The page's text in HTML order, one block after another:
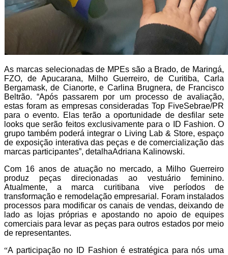
As marcas selecionadas de MPEs são a Brado, de Maringá,
FZO, de Apucarana, Milho Guerreiro, de Curitiba, Carla
Bergamask, de Cianorte, e Carlina Brugnera, de Francisco
Beltrão. “Após passarem por um processo de avaliação,
estas foram as empresas consideradas Top FiveSebrae/PR
para o evento. Elas terão a oportunidade de desfilar sete
looks que serão feitos exclusivamente para o ID Fashion. O
grupo também poderá integrar o Living Lab & Store, espaço
de exposição interativa das peças e de comercialização das
marcas participantes”, detalhaAdriana Kalinowski.
Com 16 anos de atuação no mercado, a Milho Guerreiro
produz peças direcionadas ao vestuário feminino.
Atualmente, a marca curitibana vive períodos de
transformação e remodelação empresarial. Foram instalados
processos para modificar os canais de vendas, deixando de
lado as lojas próprias e apostando no apoio de equipes
comerciais para levar as peças para outros estados por meio
de representantes.
“A participação no ID Fashion é estratégica para nós uma